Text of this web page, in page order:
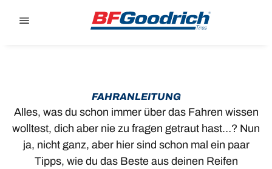
FAHRANLEITUNG
Alles, was du schon immer über das Fahren wissen
wolltest, dich aber nie zu fragen getraut hast…? Nun
ja, nicht ganz, aber hier sind schon mal ein paar
Tipps, wie du das Beste aus deinen Reifen